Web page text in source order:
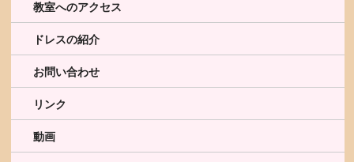
教室へのアクセス
ドレスの紹介
お問い合わせ
リンク
動画